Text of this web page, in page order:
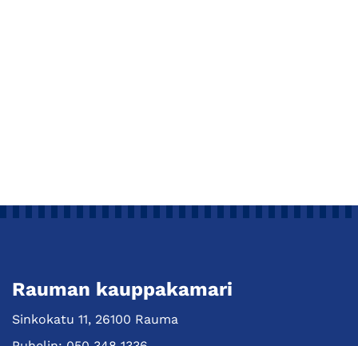
Rauman kauppakamari
Sinkokatu 11, 26100 Rauma